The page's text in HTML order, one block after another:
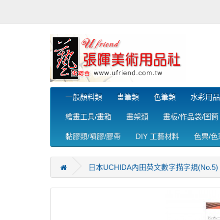
一般顏料類 畫筆類 色筆類 水彩用品
繪畫工具/畫箱 畫架類 畫板/作品袋/圖筒
黏膠類/噴膠/膠帶 DIY 工藝材料 色票/色
日本UCHIDA內田英文數字描字規(No.5)